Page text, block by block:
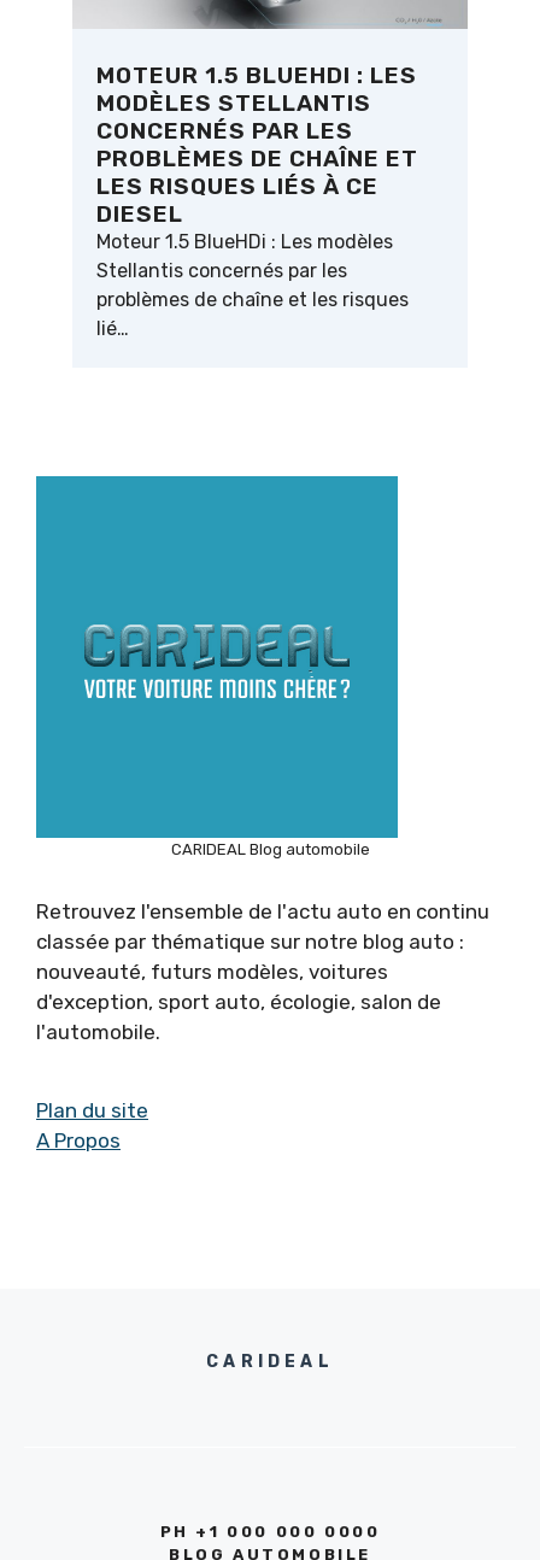
MOTEUR 1.5 BLUEHDI : LES
MODÈLES STELLANTIS
CONCERNÉS PAR LES
PROBLÈMES DE CHAÎNE ET
LES RISQUES LIÉS À CE
DIESEL
Moteur 1.5 BlueHDi : Les modèles
Stellantis concernés par les
problèmes de chaîne et les risques
lié…
CARIDEAL Blog automobile
Retrouvez l'ensemble de l'actu auto en continu
classée par thématique sur notre blog auto :
nouveauté, futurs modèles, voitures
d'exception, sport auto, écologie, salon de
l'automobile.
Plan du site
A Propos
CARIDEAL
PH +1 000 000 0000
BLOG AUTOMOBILE